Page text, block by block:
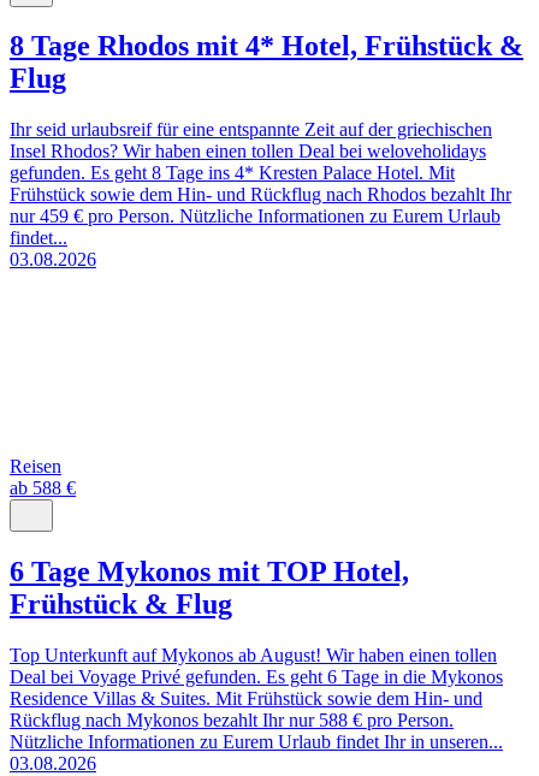
8 Tage Rhodos mit 4* Hotel, Frühstück &
Flug
Ihr seid urlaubsreif für eine entspannte Zeit auf der griechischen
Insel Rhodos? Wir haben einen tollen Deal bei weloveholidays
gefunden. Es geht 8 Tage ins 4* Kresten Palace Hotel. Mit
Frühstück sowie dem Hin- und Rückflug nach Rhodos bezahlt Ihr
nur 459 € pro Person. Nützliche Informationen zu Eurem Urlaub
findet...
03.08.2026
Reisen
ab 588 €
6 Tage Mykonos mit TOP Hotel,
Frühstück & Flug
Top Unterkunft auf Mykonos ab August! Wir haben einen tollen
Deal bei Voyage Privé gefunden. Es geht 6 Tage in die Mykonos
Residence Villas & Suites. Mit Frühstück sowie dem Hin- und
Rückflug nach Mykonos bezahlt Ihr nur 588 € pro Person.
Nützliche Informationen zu Eurem Urlaub findet Ihr in unseren...
03.08.2026